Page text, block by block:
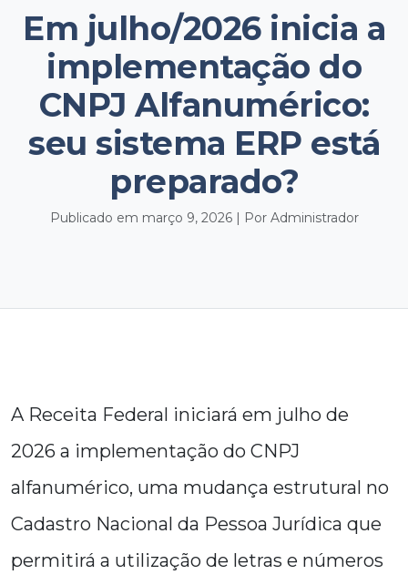
Em julho/2026 inicia a
implementação do
CNPJ Alfanumérico:
seu sistema ERP está
preparado?
Publicado em março 9, 2026 | Por Administrador
A Receita Federal iniciará em julho de
2026 a implementação do CNPJ
alfanumérico, uma mudança estrutural no
Cadastro Nacional da Pessoa Jurídica que
permitirá a utilização de letras e números